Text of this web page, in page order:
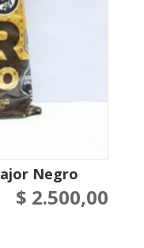
Negro
$ 2.500,00